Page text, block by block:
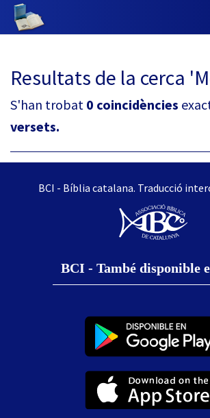
Resultats de la cerca
S'han trobat 0 coincidències
versets.
BCI - Bíblia catalana. Traducció
BCI - També disponible